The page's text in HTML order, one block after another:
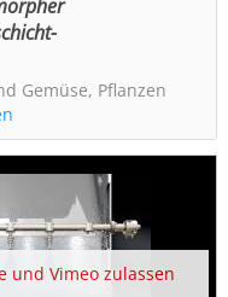
Gemüse, Pflanzen
und Vimeo zulassen